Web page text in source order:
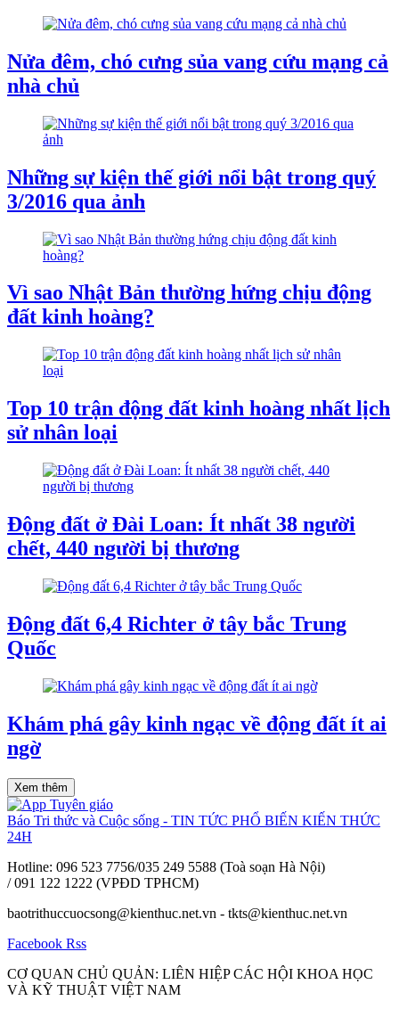
Nửa đêm, chó cưng sủa vang cứu mạng cả
nhà chủ
Những sự kiện thế giới nổi bật trong quý
3/2016 qua ảnh
Vì sao Nhật Bản thường hứng chịu động
đất kinh hoàng?
Top 10 trận động đất kinh hoàng nhất lịch
sử nhân loại
Động đất ở Đài Loan: Ít nhất 38 người
chết, 440 người bị thương
Động đất 6,4 Richter ở tây bắc Trung
Quốc
Khám phá gây kinh ngạc về động đất ít ai
ngờ
Xem thêm
Báo Tri thức và Cuộc sống - TIN TỨC PHỔ BIẾN KIẾN THỨC
24H
Hotline: 096 523 7756/035 249 5588 (Toà soạn Hà Nội)
/ 091 122 1222 (VPĐD TPHCM)
baotrithuccuocsong@kienthuc.net.vn - tkts@kienthuc.net.vn
Facebook Rss
CƠ QUAN CHỦ QUẢN: LIÊN HIỆP CÁC HỘI KHOA HỌC
VÀ KỸ THUẬT VIỆT NAM